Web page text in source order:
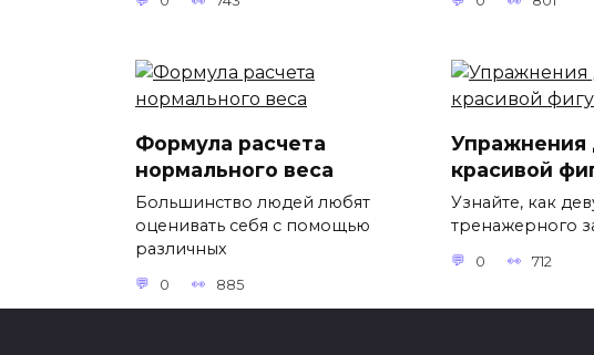
Формула расчета
нормального веса
Большинство людей любят
оценивать себя с помощью
различных
0 885
Упражнения
красивой
Узнайте, как
тренажерного
0 712